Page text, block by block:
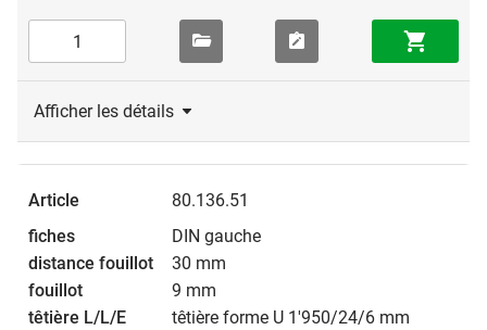
Afficher les détails
80.136.51
DIN gauche
30 mm
9 mm
têtière forme U 1'950/24/6 mm